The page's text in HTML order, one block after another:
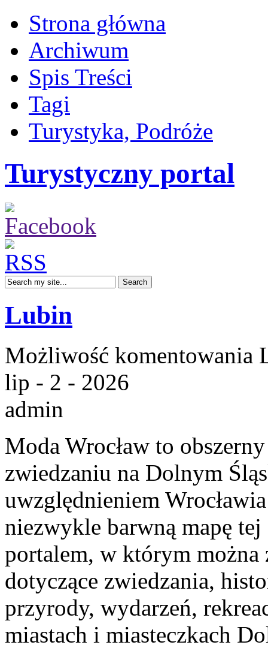
Strona główna
Archiwum
Spis Treści
Tagi
Turystyka, Podróże
Turystyczny portal
Lubin
Możliwość komentowania
lip - 2 - 2026
admin
Moda Wrocław to
zwiedzaniu na Dolnym
uwzględnieniem
niezwykle barwną mapę
portalem, w którym można
dotyczące zwiedzania,
przyrody, wydarzeń,
miastach i miasteczkach